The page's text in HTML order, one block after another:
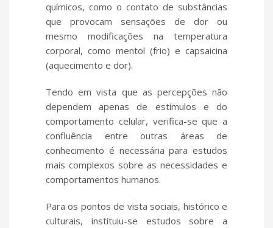
químicos, como o contato de substâncias
que provocam sensações de dor ou
mesmo modificações na temperatura
corporal, como mentol (frio) e capsaicina
(aquecimento e dor).
Tendo em vista que as percepções não
dependem apenas de estímulos e do
comportamento celular, verifica-se que a
confluência entre outras áreas de
conhecimento é necessária para estudos
mais complexos sobre as necessidades e
comportamentos humanos.
Para os pontos de vista sociais, histórico e
culturais, instituiu-se estudos sobre a